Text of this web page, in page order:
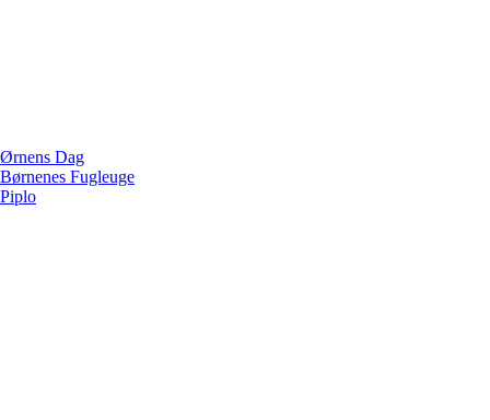
Ørnens Dag
Børnenes Fugleuge
Piplo